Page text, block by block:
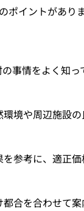
ポイントがあり
の事情をよく知
境や周辺施設
参考に、適正
都合を合わせて